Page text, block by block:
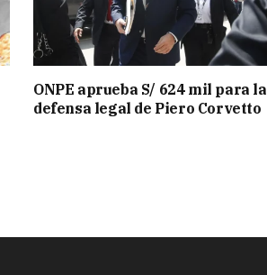
ONPE aprueba S/ 624 mil para la
defensa legal de Piero Corvetto